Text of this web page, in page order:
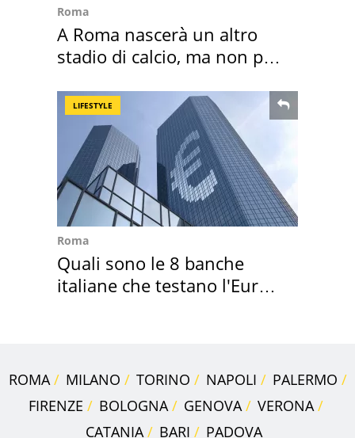
Roma
A Roma nascerà un altro
stadio di calcio, ma non per
LIFESTYLE
Roma
Quali sono le 8 banche
italiane che testano l'Euro
ROMA MILANO TORINO NAPOLI
PALERMO
FIRENZE
BOLOGNA GENOVA
VERONA
CATANIA
BARI PADOVA